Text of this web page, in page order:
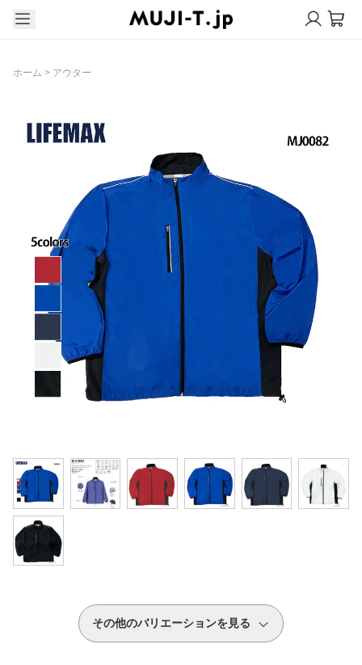
ホーム > アウター
その他のバリエーションを見る